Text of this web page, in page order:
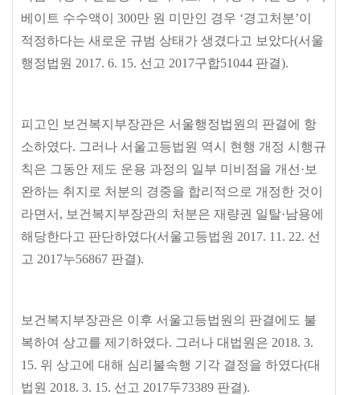
베이트 수수액이 300만 원 미만인 경우 ‘경고처분’이
적정하다는 새로운 규범 상태가 생겼다고 보았다(서울
행정법원 2017. 6. 15. 선고 2017구합51044 판결).
피고인 보건복지부장관은 서울행정법원의 판결에 항
소하였다. 그러나 서울고등법원 역시 현행 개정 시행규
칙은 그동안 제도 운용 과정의 일부 미비점을 개선 · 보
완하는 취지로 처분의 경중을 합리적으로 개정한 것이
라면서 , 보건복지부장관의 처분은 재량권 일탈·남용에
해당한다고 판단하였다(서울고등법원 2017. 11. 22. 선
고 2017누56867 판결).
보건복지부장관은 이후 서울고등법원의 판결에도 불
복하여 상고를 제기하였다. 그러나 대법원은 2018. 3.
15. 위 상고에 대해 심리불속행 기각 결정을 하였다(대
법원 2018. 3. 15. 선고 2017두73389 판결).